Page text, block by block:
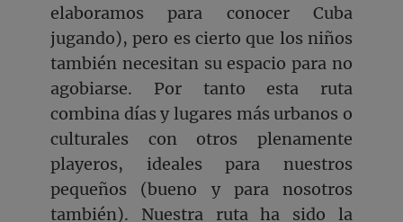
elaboramos para conocer Cuba
jugando), pero es cierto que los niños
también necesitan su espacio para no
agobiarse. Por tanto esta ruta
combina días y lugares más urbanos o
culturales con otros plenamente
playeros, ideales para nuestros
pequeños (bueno y para nosotros
también). Nuestra ruta ha sido la